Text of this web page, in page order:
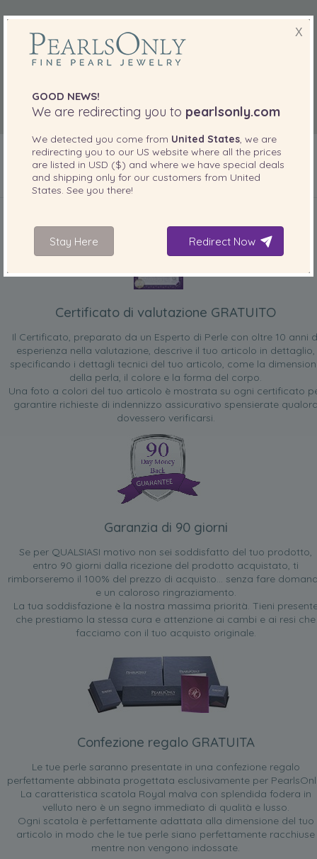
INCLUSO CON IL PRODOTTO
Certificato di valutazione GRATUITO
Il Certificato, preparato da un Esperto di Perle con oltre 10 anni
esperienza nella valutazione, descrive il tuo articolo in dettaglio,
specificando i dettagli tecnici del tuo articolo, come la
della perla, il colore e la forma del corpo.
Una foto a colori del tuo articolo è mostrata su ogni certificato
garantire richieste di indennizzo assicurativo spensierate
dovessero verificarsi.
Garanzia di 90 giorni
Se per QUALSIASI motivo non sei soddisfatto del tuo prodotto,
entro 90 giorni dalla ricezione del prodotto acquistato, ti
rimborseremo il 100% del prezzo di acquisto... senza fare
e un caloroso ringraziamento.
La tua soddisfazione è la nostra massima priorità. Tieni
che prestiamo la stessa cura e attenzione ai cambi e ai resi che
facciamo con il tuo acquisto originale.
Confezione regalo GRATUITA
Le tue perle saranno presentate in una confezione regalo
perfettamente abbinata progettata esclusivamente per
La caratteristica scatola Royal malva con splendida fodera in
velluto nero è un segno immediato di qualità e lusso.
Ogni scatola è perfettamente adattata alla dimensione del tuo
articolo in modo che le tue perle siano perfettamente racchiuse
mentre non vengono indossate.
X
GOOD NEWS!
We are redirecting you to pearlsonly.com
We detected you come from United States, we are
redirecting you to our US website where all the prices
are listed in USD ($) and where we have special deals
and shipping only for our customers from United
States. See you there!
Stay Here Redirect Now